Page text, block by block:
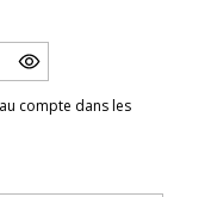
compte dans les